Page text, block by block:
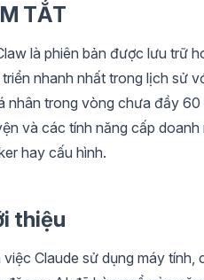
TẮT
là phiên bản được lưu trữ
nhanh nhất trong lịch sử
nhân trong vòng chưa đầy
và các tính năng cấp
hay cấu hình.
thiệu
việc Claude sử dụng máy